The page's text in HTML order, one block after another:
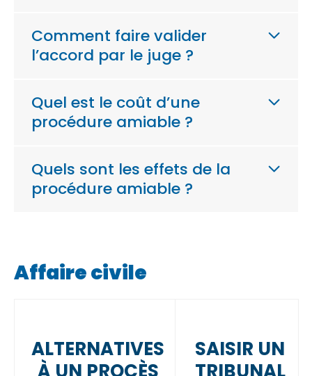
Comment faire valider
l’accord par le juge ?
Quel est le coût d’une
procédure amiable ?
Quels sont les effets de la
procédure amiable ?
Affaire civile
ALTERNATIVES
SAISIR UN